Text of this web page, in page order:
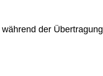
der Übertragung